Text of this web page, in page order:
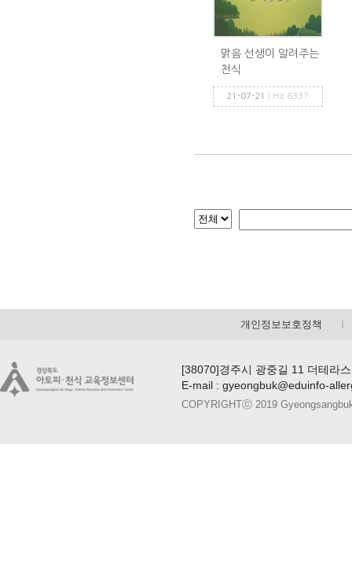
맑음 선생이 알려주는
천식
21-07-21 | Hit 6337
개인정보보호정책
[38070]경주시 광중길 11 더테라
E-mail : gyeongbuk@eduinfo-
COPYRIGHTⓒ 2019